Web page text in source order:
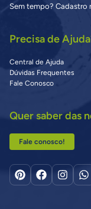
Sem tempo? Cadastro
Precisa de
Central de Ajuda
Dúvidas Frequentes
Fale Conosco
Quer saber das
Fale conosco!